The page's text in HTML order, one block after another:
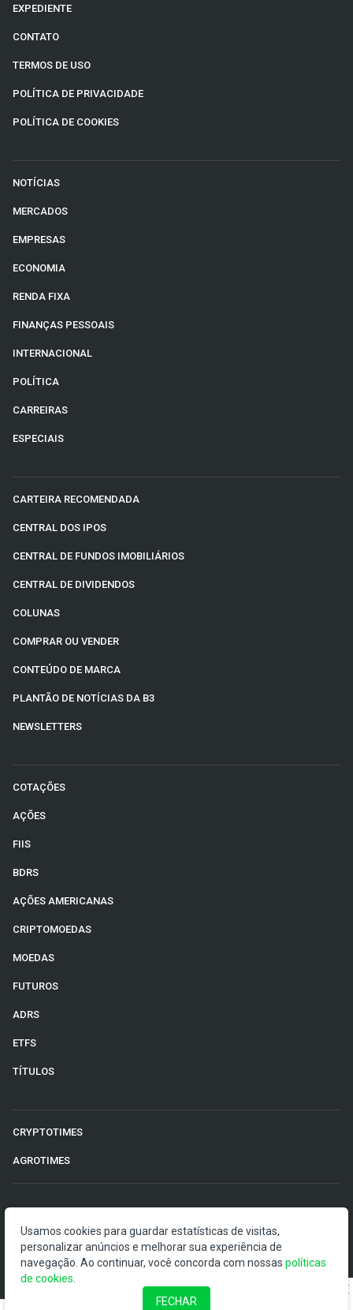
EXPEDIENTE
CONTATO
TERMOS DE USO
POLÍTICA DE PRIVACIDADE
POLÍTICA DE COOKIES
NOTÍCIAS
MERCADOS
EMPRESAS
ECONOMIA
RENDA FIXA
FINANÇAS PESSOAIS
INTERNACIONAL
POLÍTICA
CARREIRAS
ESPECIAIS
CARTEIRA RECOMENDADA
CENTRAL DOS IPOS
CENTRAL DE FUNDOS IMOBILIÁRIOS
CENTRAL DE DIVIDENDOS
COLUNAS
COMPRAR OU VENDER
CONTEÚDO DE MARCA
PLANTÃO DE NOTÍCIAS DA B3
NEWSLETTERS
COTAÇÕES
AÇÕES
FIIS
BDRS
AÇÕES AMERICANAS
CRIPTOMOEDAS
MOEDAS
FUTUROS
ADRS
ETFS
TÍTULOS
CRYPTOTIMES
AGROTIMES
O Money Times publica matérias de cunho jornalístico, que
visam a democratização da informação. Nossas
publicações devem ser compreendidas como boletins
anunciadores e divulgadores, e não como uma
Usamos cookies para guardar estatísticas de visitas,
personalizar anúncios e melhorar sua experiência de
navegação. Ao continuar, você concorda com nossas políticas
de cookies
FECHAR